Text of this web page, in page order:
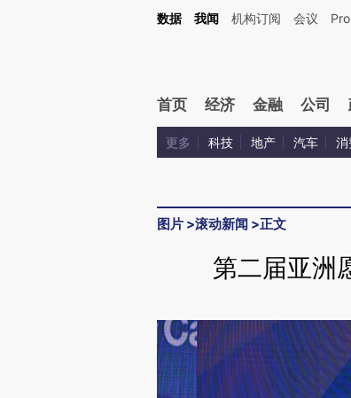
数据 我闻 机构订阅 会议
首页 经济 金融 公司
更多 科技 地产 汽车 消
图片 >滚动新闻 >正文
第二届亚洲